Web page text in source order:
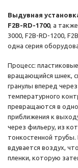
Выдувная
F2B-RD-1700, а
3000, F2B-RD-1200,
одна серия
Процесс:
вращающийся шнек,
гранулы вперед
температурного
превращаются в
приближения к
через фильеру, из
тонкостенной трубы.
вдувается воздух,
пленки, которую